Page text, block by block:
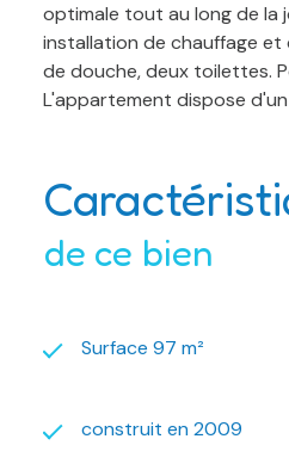
optimale tout au long de la
installation de chauffage et
de douche, deux toilettes.
L'appartement dispose
de ce bien
Surface 97 m²
construit en 2009